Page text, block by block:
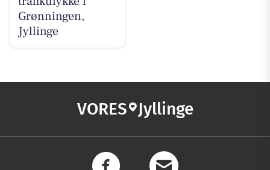
Grønningen,
Jyllinge
VORES Jyllinge